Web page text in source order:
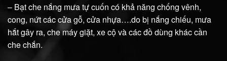
– Bạt che nắng mưa tự cuốn có khả năng chống vênh,
cong, nứt các cửa gỗ, cửa nhựa….do bị nắng chiếu, mưa
hắt gây ra, che máy giặt, xe cộ và các đồ dùng khác cần
che chắn.